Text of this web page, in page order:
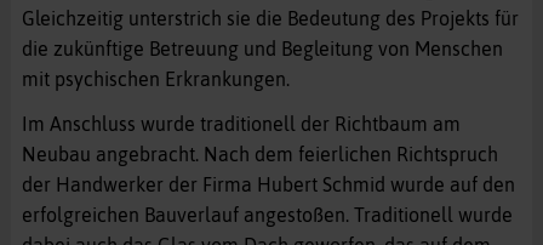
Gleichzeitig unterstrich sie die Bedeutung des Projekts für
die zukünftige Betreuung und Begleitung von Menschen
mit psychischen Erkrankungen.
Im Anschluss wurde traditionell der Richtbaum am
Neubau angebracht. Nach dem feierlichen Richtspruch
der Handwerker der Firma Hubert Schmid wurde auf den
erfolgreichen Bauverlauf angestoßen. Traditionell wurde